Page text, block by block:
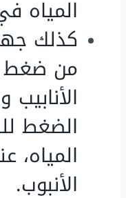
المياه
كذلك
من ضغط
الضغط
المياه،
الأنبوب.